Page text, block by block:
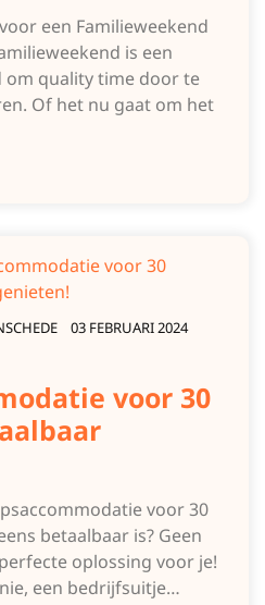
een Familieweekend
is een
om quality time door te
Of het nu gaat om het
03 FEBRUARI 2024
voor 30
voor 30
betaalbaar is? Geen
oplossing voor je!
een bedrijfsuitje…